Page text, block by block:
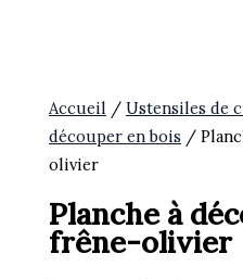
Accueil /Ustensiles de
découper en bois /
olivier
Planche à
frêne-olivier